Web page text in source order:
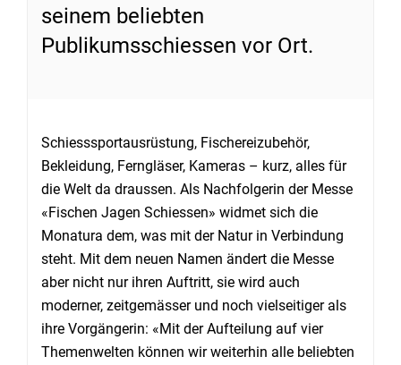
seinem beliebten
Publikumsschiessen vor Ort.
Schiesssportausrüstung, Fischereizubehör,
Bekleidung, Ferngläser, Kameras – kurz, alles für
die Welt da draussen. Als Nachfolgerin der Messe
«Fischen Jagen Schiessen» widmet sich die
Monatura dem, was mit der Natur in Verbindung
steht. Mit dem neuen Namen ändert die Messe
aber nicht nur ihren Auftritt, sie wird auch
moderner, zeitgemässer und noch vielseitiger als
ihre Vorgängerin: «Mit der Aufteilung auf vier
Themenwelten können wir weiterhin alle beliebten